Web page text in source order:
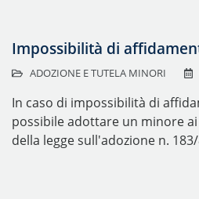
Impossibilità di
ADOZIONE E TUTELA MINORI
In caso di impossibilità di
possibile adottare un minore
della legge sull'adozione n.